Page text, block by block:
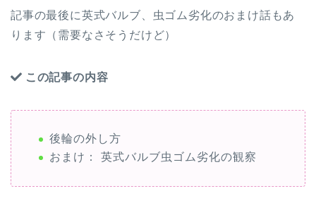
記事の最後に英式バルブ、虫ゴム劣化のおまけ話もあ
ります（需要なさそうだけど）
この記事の内容
後輪の外し方
おまけ： 英式バルブ虫ゴム劣化の観察